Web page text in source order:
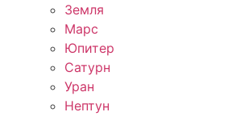
Земля
Марс
Юпитер
Сатурн
Уран
Нептун